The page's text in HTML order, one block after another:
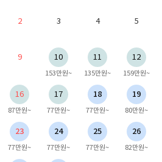
2 3 4 5
9 10
153만원~
11
135만원~
12
159만원~
16
87만원~
17
77만원~
18
77만원~
19
80만원~
23
77만원~
24
77만원~
25
77만원~
26
82만원~